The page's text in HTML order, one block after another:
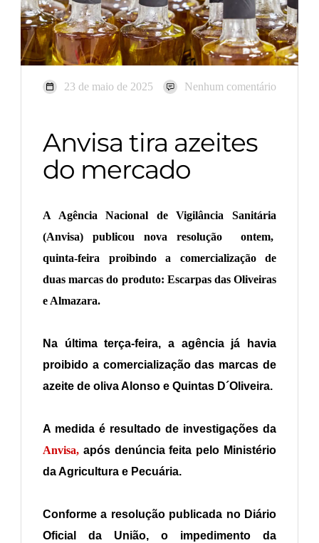
23 de maio de 2025 Nenhum comentário
Anvisa tira azeites
do mercado
A Agência Nacional de Vigilância Sanitária
(Anvisa) publicou nova resolução ontem,
quinta-feira proibindo a comercialização de
duas marcas do produto: Escarpas das Oliveiras
e Almazara.
Na última terça-feira, a agência já havia
proibido a comercialização das marcas de
azeite de oliva Alonso e Quintas D´Oliveira.
A medida é resultado de investigações da
Anvisa, após denúncia feita pelo Ministério
da Agricultura e Pecuária.
Conforme a resolução publicada no Diário
Oficial da União, o impedimento da